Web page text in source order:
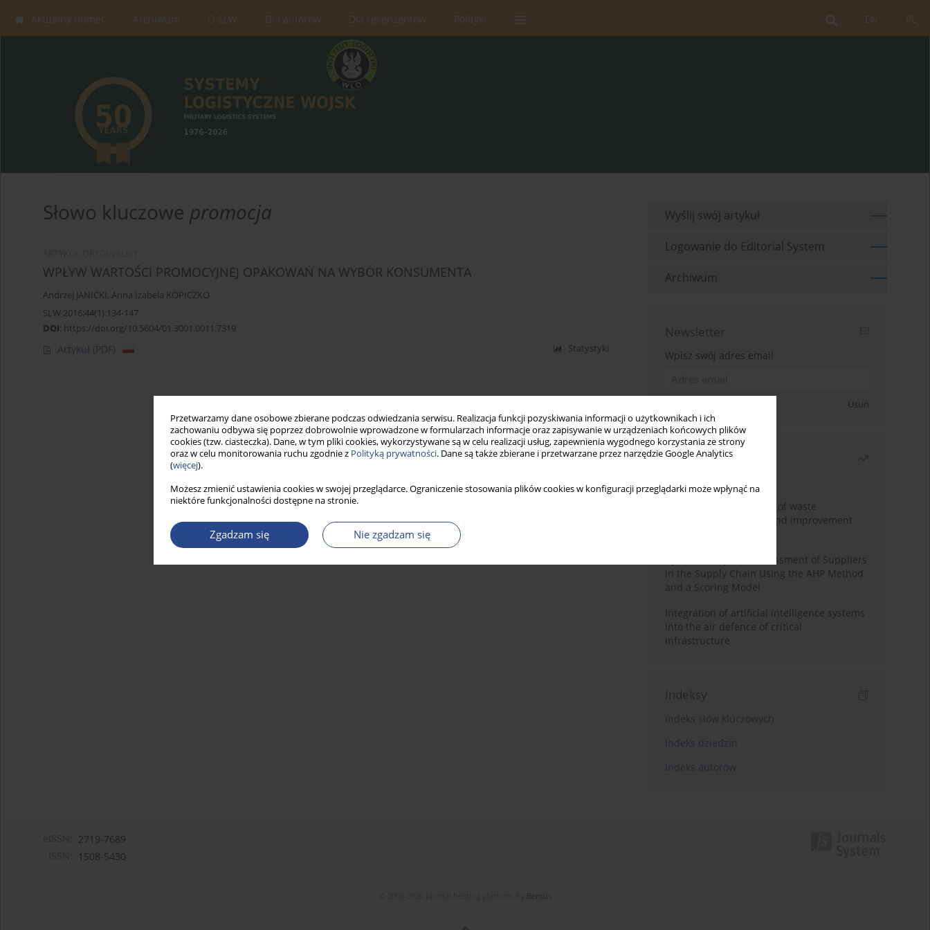
Przetwarzamy dane osobowe zbierane podczas odwiedzania serwisu. Realizacja funkcji pozyskiwania informacji o użytkownikach i ich
zachowaniu odbywa się poprzez dobrowolnie wprowadzone w formularzach informacje oraz zapisywanie w urządzeniach końcowych plików
cookies (tzw. ciasteczka). Dane, w tym pliki cookies, wykorzystywane są w celu realizacji usług, zapewnienia wygodnego korzystania ze strony
oraz w celu monitorowania ruchu zgodnie z Polityką prywatności. Dane są także zbierane i przetwarzane przez narzędzie Google Analytics
(więcej).
Możesz zmienić ustawienia cookies w swojej przeglądarce. Ograniczenie stosowania plików cookies w konfiguracji przeglądarki może wpłynąć na
niektóre funkcjonalności dostępne na stronie.
Zgadzam się Nie zgadzam się
PL
EN
Aktualny numer Archiwum O SLW Dla autorów Dla recenzentów Polityki
Słowo kluczowe promocja
WPŁYW WARTOŚCI PROMOCYJNEJ OPAKOWAŃ NA WYBÓR KONSUMENTA
Andrzej JANICKI, Anna Izabela KOPICZKO
SLW 2016;44(1):134-147
DOI: https://doi.org/10.5604/01.3001.0011.7319
Artykuł (PDF) Statystyki
Wyślij swój artykuł
Logowanie do Editorial System
Archiwum
Newsletter
Wpisz swój adres email
Usuń
Najczęściej czytane
Analysis and evaluation of waste
management logistics and improvement
Cybersecurity Risk Assessment of Suppliers
in the Supply Chain Using the AHP Method
and a Scoring Model
Integration of artificial intelligence systems
into the air defence of critical
infrastructure
Indeksy
Indeks słów kluczowych
Indeks dziedzin
Indeks autorów
2719-7689
1508-5430
Bentus